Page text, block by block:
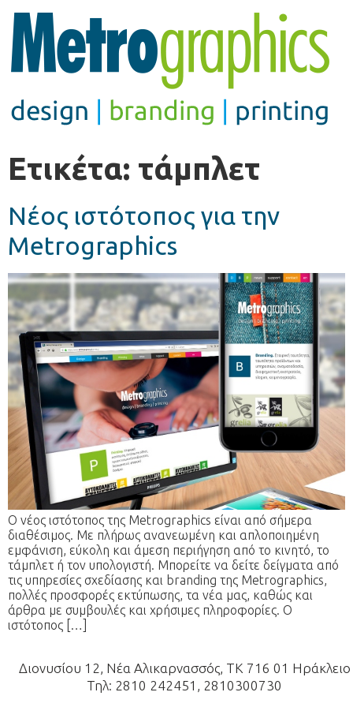
Ετικέτα: τάμπλετ
Νέος ιστότοπος για την
Metrographics
Ο νέος ιστότοπος της Metrographics είναι από σήμερα
διαθέσιμος. Με πλήρως ανανεωμένη και απλοποιημένη
εμφάνιση, εύκολη και άμεση περιήγηση από το κινητό, το
τάμπλετ ή τον υπολογιστή. Μπορείτε να δείτε δείγματα από
τις υπηρεσίες σχεδίασης και branding της Metrographics,
πολλές προσφορές εκτύπωσης, τα νέα μας, καθώς και
άρθρα με συμβουλές και χρήσιμες πληροφορίες. Ο
ιστότοπος […]
Διονυσίου 12, Νέα Αλικαρνασσός, ΤΚ 716 01 Ηράκλειο
Τηλ: 2810 242451, 2810300730